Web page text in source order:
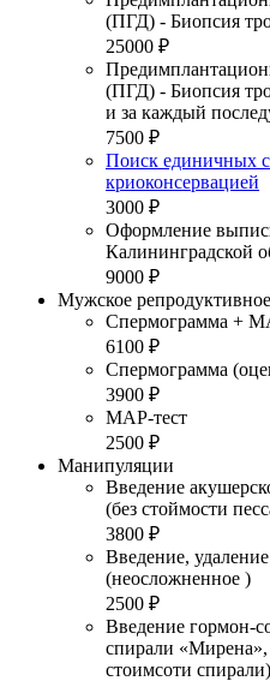
(ПГД) - Биопсия
25000 ₽
(ПГД) - Биопсия
и за каждый
7500 ₽
Поиск единичных
криоконсервацией
3000 ₽
Оформление
Калининградской
9000 ₽
Мужское
Спермограмма +
6100 ₽
Спермограмма
3900 ₽
МАР-тест
2500 ₽
Манипуляции
Введение
(без стоймости
3800 ₽
Введение,
(неосложненное )
2500 ₽
Введение гормон-
спирали «Мирена»,
стоимсоти спирали)